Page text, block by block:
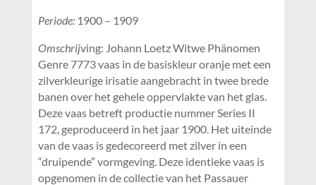
Periode:1900 – 1909
Omschrijving: Johann Loetz Witwe Phänomen
Genre 7773 vaas in de basiskleur oranje met een
zilverkleurige irisatie aangebracht in twee brede
banen over het gehele oppervlakte van het glas.
Deze vaas betreft productie nummer Series II
172, geproduceerd in het jaar 1900. Het uiteinde
van de vaas is gedecoreerd met zilver in een
“druipende” vormgeving. Deze identieke vaas is
opgenomen in de collectie van het Passauer